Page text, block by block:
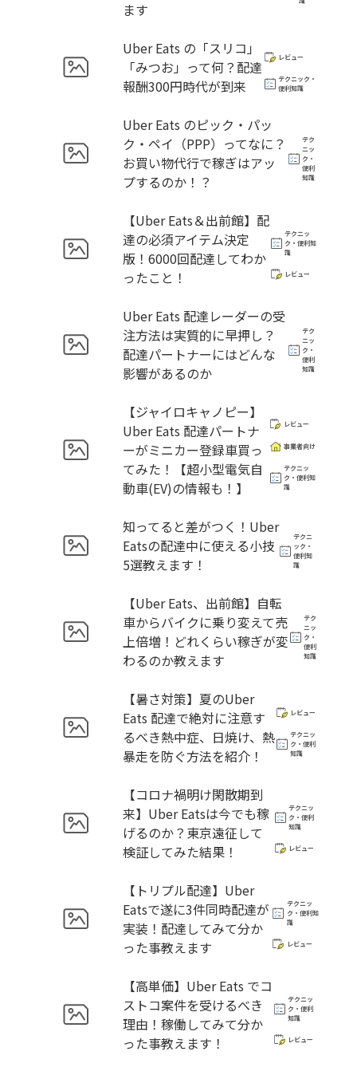
ます
Uber Eats の「スリコ」
「みつお」って何？配達
報酬300円時代が到来
レビュー
テクニック・
便利知識
Uber Eats のピック・パッ
ク・ペイ（PPP）ってなに？
お買い物代行で稼ぎはアッ
プするのか！？
テク
ニッ
ク・
便利
知識
【Uber Eats＆出前館】配
達の必須アイテム決定
版！6000回配達してわか
ったこと！
テクニッ
ク・便利知
識
レビュー
Uber Eats 配達レーダーの受
注方法は実質的に早押し？
配達パートナーにはどんな
影響があるのか
テク
ニッ
ク・
便利
知識
【ジャイロキャノピー】
Uber Eats 配達パートナ
ーがミニカー登録車買っ
てみた！【超小型電気自
動車(EV)の情報も！】
レビュー
事業者向け
テクニッ
ク・便利知
識
知ってると差がつく！Uber
Eatsの配達中に使える小技
5選教えます！
テクニ
ック・
便利知
識
【Uber Eats、出前館】自転
車からバイクに乗り変えて売
上倍増！どれくらい稼ぎが変
わるのか教えます
テク
ニッ
ク・
便利
知識
【暑さ対策】夏のUber
Eats 配達で絶対に注意す
るべき熱中症、日焼け、熱
暴走を防ぐ方法を紹介！
レビュー
テクニッ
ク・便利
知識
【コロナ禍明け閑散期到
来】Uber Eatsは今でも稼
げるのか？東京遠征して
検証してみた結果！
テクニッ
ク・便利
知識
レビュー
【トリプル配達】Uber
Eatsで遂に3件同時配達が
実装！配達してみて分か
った事教えます
テクニッ
ク・便利知
識
レビュー
【高単価】Uber Eats でコ
ストコ案件を受けるべき
理由！稼働してみて分か
った事教えます！
テクニッ
ク・便利
知識
レビュー